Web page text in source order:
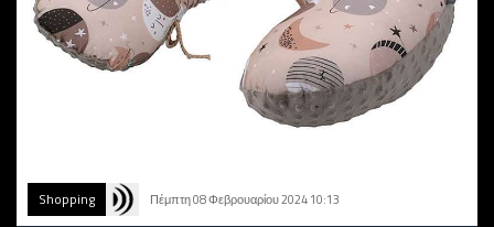
Shopping Πέμπτη 08 Φεβρουαρίου 2024 10:13